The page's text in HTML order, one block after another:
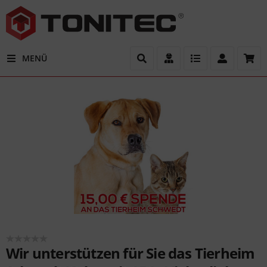
MENÜ
Wir unterstützen für Sie das Tierheim